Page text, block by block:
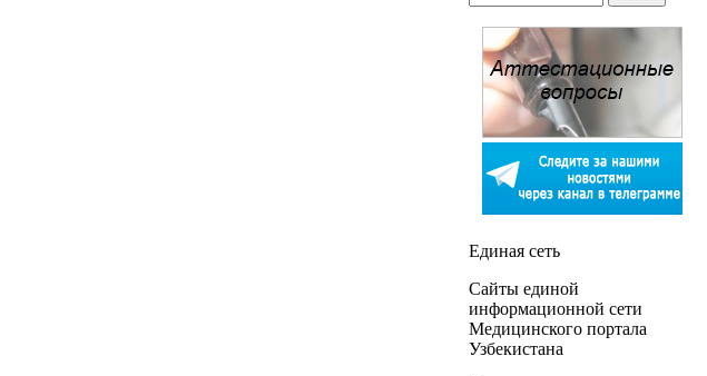
Единая сеть
Сайты единой
информационной сети
Медицинского портала
Узбекистана